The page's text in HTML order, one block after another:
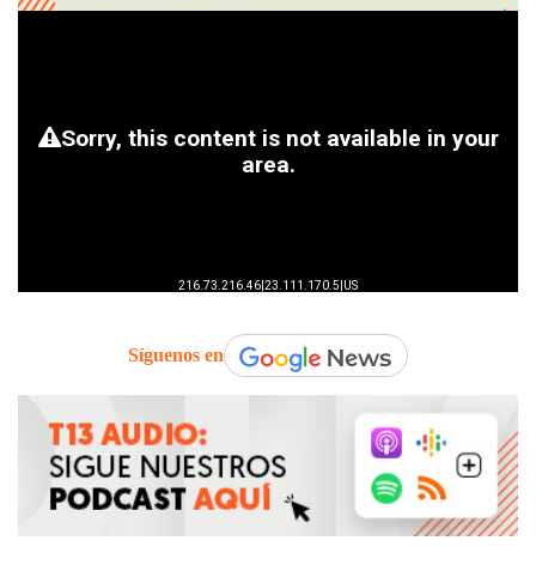
Síguenos en